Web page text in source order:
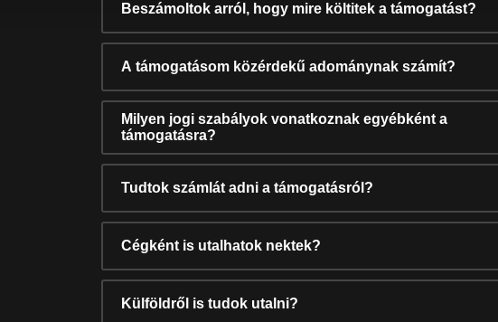
Beszámoltok arról, hogy mire költitek a támogatást?
A támogatásom közérdekű adománynak számít?
Milyen jogi szabályok vonatkoznak egyébként a
támogatásra?
Tudtok számlát adni a támogatásról?
Cégként is utalhatok nektek?
Külföldről is tudok utalni?